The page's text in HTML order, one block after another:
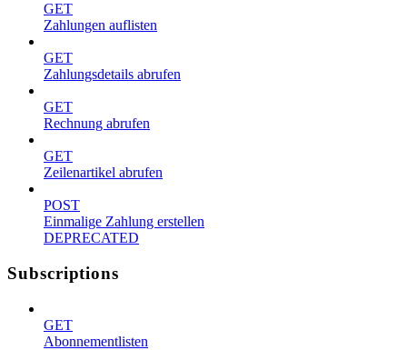
GET
Zahlungen auflisten
GET
Zahlungsdetails abrufen
GET
Rechnung abrufen
GET
Zeilenartikel abrufen
POST
Einmalige Zahlung erstellen
DEPRECATED
Subscriptions
GET
Abonnementlisten